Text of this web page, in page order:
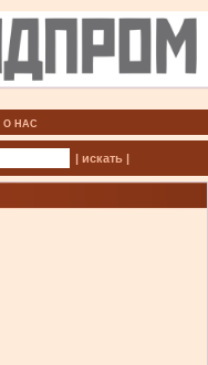
О НАС
| искать |